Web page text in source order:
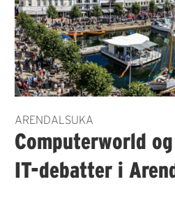
ARENDALSUKA
Computerworld
IT-debatter i